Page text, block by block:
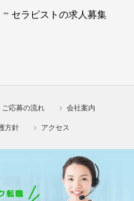
セラピストの求人募集
ご応募の流れ 会社案内
方針 アクセス